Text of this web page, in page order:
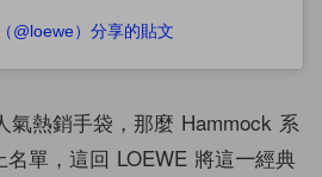
@loewe）分享的貼文
氣熱銷手袋，那麼 Hammock 系
單，這回 LOEWE 將這一經典